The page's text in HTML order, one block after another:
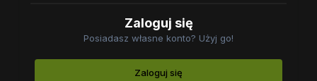
Zaloguj się
Posiadasz własne konto? Użyj go!
Zaloguj się